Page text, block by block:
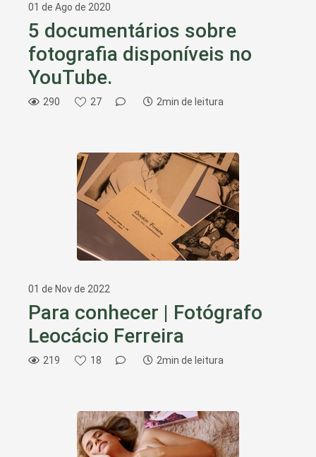
01 de Ago de 2020
5 documentários sobre
fotografia disponíveis no
YouTube.
290 27 2min de leitura
01 de Nov de 2022
Para conhecer | Fotógrafo
Leocácio Ferreira
219 18 2min de leitura